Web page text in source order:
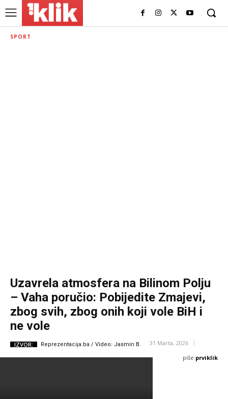
SPORT
Uzavrela atmosfera na Bilinom Polju
– Vaha poručio: Pobijedite Zmajevi,
zbog svih, zbog onih koji vole BiH i
ne vole
IZVOR: Reprezentacija.ba / Video: Jasmin B.
31 Marta, 2026
piše:prviklik